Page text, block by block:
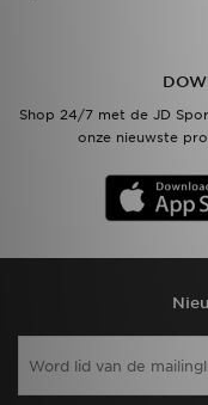
Shop 24/7 met de JD
onze nieuwste